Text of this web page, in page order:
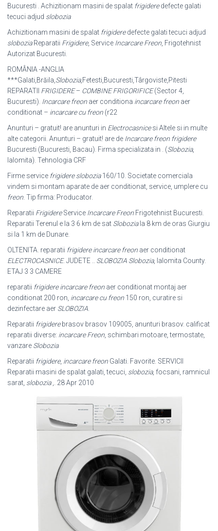
Bucuresti . Achizitionam masini de spalat frigideredefecte galati
tecuci adjud slobozia
Achizitionam masini de spalat frigideredefecte galati tecuci adjud
sloboziaReparatii Frigidere, Service Incarcare Freon , Frigotehnist
Autorizat Bucuresti.
ROMÂNIA -ANGLIA
***Galati,Brăila, Slobozia,Fetesti,Bucuresti,Târgoviste,Pitesti
REPARATII FRIGIDERE– COMBINE FRIGORIFICE(Sector 4,
Bucuresti). Incarcare freon aer conditiona incarcare freon aer
conditionat – incarcare cu freon (r22
Anunturi – gratuit! are anunturi in Electrocasnicesi Altele si in multe
alte categorii. Anunturi – gratuit! are de Incarcare freon frigidere
Bucuresti (Bucuresti, Bacau). Firma specializata in . (Slobozia,
Ialomita). Tehnologia CRF
Firme service frigidere slobozia160/10. Societate comerciala
vindem si montam aparate de aer conditionat, service, umplere cu
freon . Tip firma: Producator.
Reparatii FrigidereService Incarcare Freon Frigotehnist Bucuresti.
Reparatii Terenul e la 3 6 km de sat Sloboziala 8 km de oras Giurgiu
si la 1 km de Dunare.
OLTENITA. reparatii frigidere incarcare freon aer conditionat
ELECTROCASNICE. JUDETE .. SLOBOZIA Slobozia, Ialomita County.
ETAJ 3 3 CAMERE
reparatii frigidere incarcare freon aer conditionat montaj aer
conditionat 200 ron, incarcare cu freon 150 ron, curatire si
dezinfectare aer SLOBOZIA
Reparatii frigiderebrasov brasov 109005, anunturi brasov. calificat
reparatii diverse: incarcare Freon , schimbari motoare, termostate,
vanzare Slobozia
Reparatii frigidere, incarcare freon Galati. Favorite. SERVICII
Reparatii masini de spalat galati, tecuci, slobozia, focsani, ramnicul
sarat, slobozia,. 28 Apr 2010